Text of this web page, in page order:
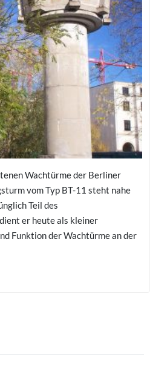
Wachtürme der Berliner
vom Typ BT-11 steht nahe
Teil des
er heute als kleiner
Funktion der Wachtürme an der